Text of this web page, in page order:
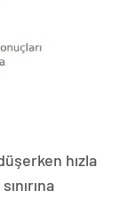
hızla